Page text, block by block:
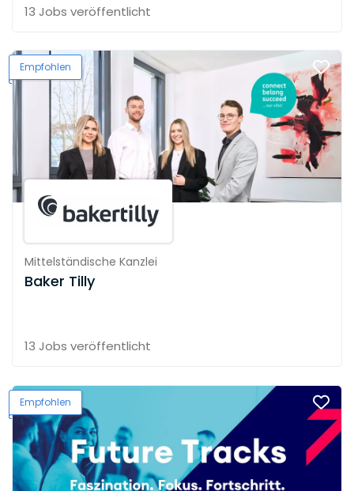
13 Jobs veröffentlicht
Empfohlen
Mittelständische Kanzlei
Baker Tilly
13 Jobs veröffentlicht
Empfohlen